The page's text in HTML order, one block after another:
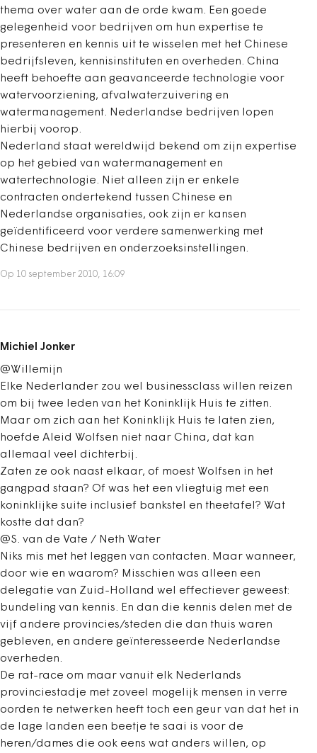
thema over water aan de orde kwam. Een goede
gelegenheid voor bedrijven om hun expertise te
presenteren en kennis uit te wisselen met het Chinese
bedrijfsleven, kennisinstituten en overheden. China
heeft behoefte aan geavanceerde technologie voor
watervoorziening, afvalwaterzuivering en
watermanagement. Nederlandse bedrijven lopen
hierbij voorop.
Nederland staat wereldwijd bekend om zijn expertise
op het gebied van watermanagement en
watertechnologie. Niet alleen zijn er enkele
contracten ondertekend tussen Chinese en
Nederlandse organisaties, ook zijn er kansen
geïdentificeerd voor verdere samenwerking met
Chinese bedrijven en onderzoeksinstellingen.
Op 10 september 2010, 16:09
Michiel Jonker
@Willemijn
Elke Nederlander zou wel businessclass willen reizen
om bij twee leden van het Koninklijk Huis te zitten.
Maar om zich aan het Koninklijk Huis te laten zien,
hoefde Aleid Wolfsen niet naar China, dat kan
allemaal veel dichterbij.
Zaten ze ook naast elkaar, of moest Wolfsen in het
gangpad staan? Of was het een vliegtuig met een
koninklijke suite inclusief bankstel en theetafel? Wat
kostte dat dan?
@S. van de Vate / Neth Water
Niks mis met het leggen van contacten. Maar wanneer,
door wie en waarom? Misschien was alleen een
delegatie van Zuid-Holland wel effectiever geweest:
bundeling van kennis. En dan die kennis delen met de
vijf andere provincies/steden die dan thuis waren
gebleven, en andere geïnteresseerde Nederlandse
overheden.
De rat-race om maar vanuit elk Nederlands
provinciestadje met zoveel mogelijk mensen in verre
oorden te netwerken heeft toch een geur van dat het in
de lage landen een beetje te saai is voor de
heren/dames die ook eens wat anders willen, op